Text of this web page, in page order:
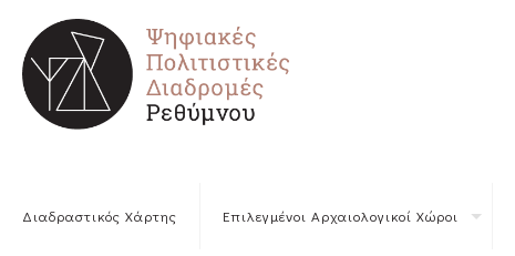
Διαδραστικός Χάρτης Επιλεγμένοι Αρχαιολογικοί Χώροι